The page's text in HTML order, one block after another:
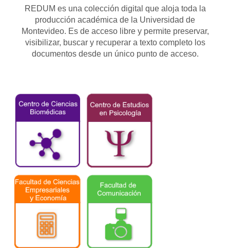
REDUM es una colección digital que aloja toda la
producción académica de la Universidad de
Montevideo. Es de acceso libre y permite preservar,
visibilizar, buscar y recuperar a texto completo los
documentos desde un único punto de acceso.